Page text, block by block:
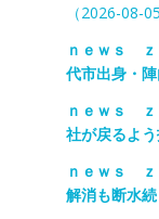
（2026-08-05
ｎｅｗｓ ｚ
代市出身・
ｎｅｗｓ
社が戻るよ
ｎｅｗｓ ｚ
解消も断水続